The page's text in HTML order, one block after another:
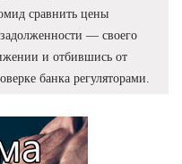
сравнить цены
— своего
и отбившись от
банка регуляторами.